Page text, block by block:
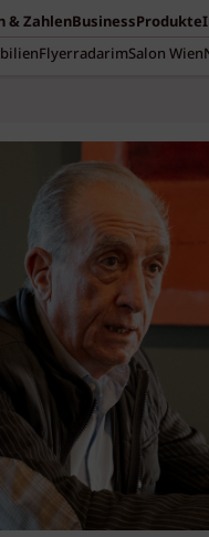
& ZahlenBusinessProdukte
FlyerradarimSalon Wien